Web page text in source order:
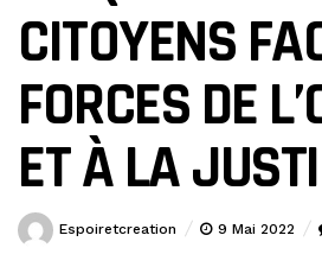
CITOYENS
FORCES DE
ET À LA
Espoiretcreation 9 Mai 2022